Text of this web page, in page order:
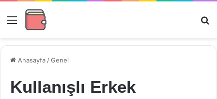
Menü
Anasayfa /Genel
Kullanışlı Erkek